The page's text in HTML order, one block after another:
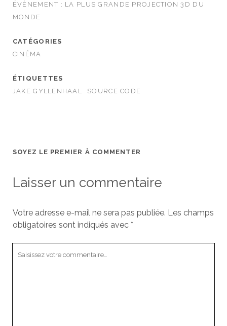
ÉVÈNEMENT : LA PLUS GRANDE PROJECTION 3D DU
MONDE
CATÉGORIES
CINÉMA
ÉTIQUETTES
JAKE GYLLENHAAL
SOURCE CODE
SOYEZ LE PREMIER À COMMENTER
Laisser un commentaire
Votre adresse e-mail ne sera pas publiée. Les champs
obligatoires sont indiqués avec *